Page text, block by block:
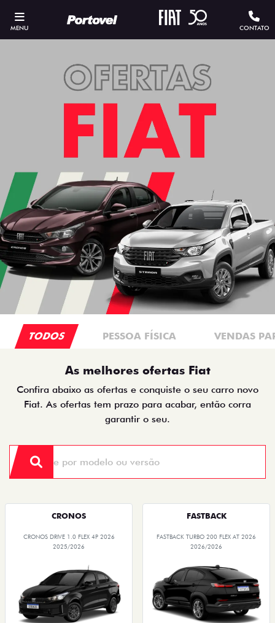
MENU CONTATO
TODOS PESSOA FÍSICA VENDAS
As melhores ofertas Fiat
Confira abaixo as ofertas e conquiste o seu carro novo
Fiat. As ofertas tem prazo para acabar, então corra
garantir o seu.
CRONOS
CRONOS DRIVE 1.0 FLEX 4P 2026
2025/2026
FASTBACK
FASTBACK TURBO 200 FLEX AT 2026
2026/2026